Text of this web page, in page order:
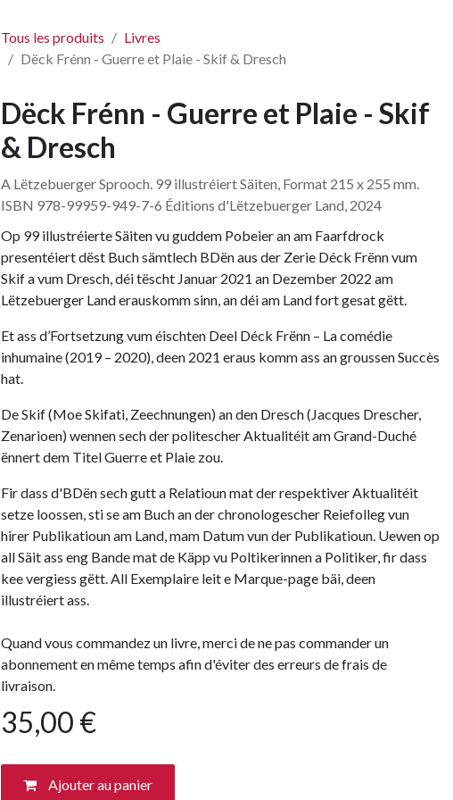
Tous les produits
Livres
Dëck Frénn - Guerre et Plaie - Skif & Dresch
Dëck Frénn - Guerre et Plaie - Skif
& Dresch
A Lëtzebuerger Sprooch. 99 illustréiert Säiten, Format 215 x 255 mm.
ISBN 978-99959-949-7-6 Éditions d'Lëtzebuerger Land, 2024
Op 99 illustréierte Säiten vu guddem Pobeier an am Faarfdrock
presentéiert dëst Buch sämtlech BDën aus der Zerie Déck Frënn vum
Skif a vum Dresch, déi tëscht Januar 2021 an Dezember 2022 am
Lëtzebuerger Land erauskomm sinn, an déi am Land fort gesat gëtt.
Et ass d’Fortsetzung vum éischten Deel Déck Frënn – La comédie
inhumaine (2019 – 2020), deen 2021 eraus komm ass an groussen Succès
hat.
De Skif (Moe Skifati, Zeechnungen) an den Dresch (Jacques Drescher,
Zenarioen) wennen sech der politescher Aktualitéit am Grand-Duché
ënnert dem Titel Guerre et Plaie zou.
Fir dass d'BDën sech gutt a Relatioun mat der respektiver Aktualitéit
setze loossen, sti se am Buch an der chronologescher Reiefolleg vun
hirer Publikatioun am Land, mam Datum vun der Publikatioun. Uewen op
all Säit ass eng Bande mat de Käpp vu Poltikerinnen a Politiker, fir dass
kee vergiess gëtt. All Exemplaire leit e Marque-page bäi, deen
illustréiert ass.
Quand vous commandez un livre, merci de ne pas commander un
abonnement en même temps afin d'éviter des erreurs de frais de
livraison.
35,00 €
Ajouter au panier